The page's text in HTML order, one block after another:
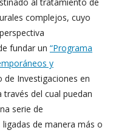
complejos, cuyo
fundar un “Programa
y
Investigaciones en
través del cual puedan
serie de
de manera más o